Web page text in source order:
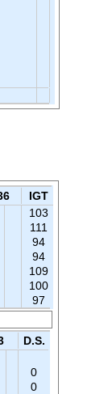
IGT
103
111
94
94
109
100
97
D.S.
0
0